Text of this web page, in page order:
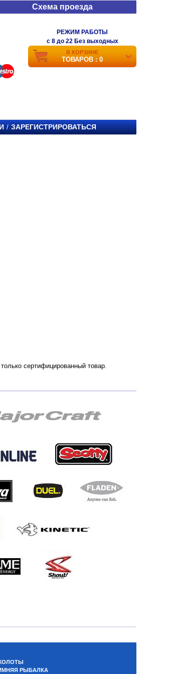
Схема проезда
РЕЖИМ РАБОТЫ
c 8 до 22 Без выходных
В КОРЗИНЕ
ТОВАРОВ : 0
/ ЗАРЕГИСТРИРОВАТЬСЯ
сертифицированный товар.
РЫБАЛКА